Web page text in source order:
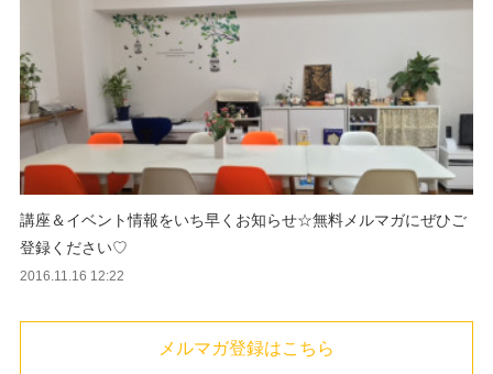
講座＆イベント情報をいち早くお知らせ☆無料メルマガにぜひご
登録ください♡
2016.11.16 12:22
メルマガ登録はこちら